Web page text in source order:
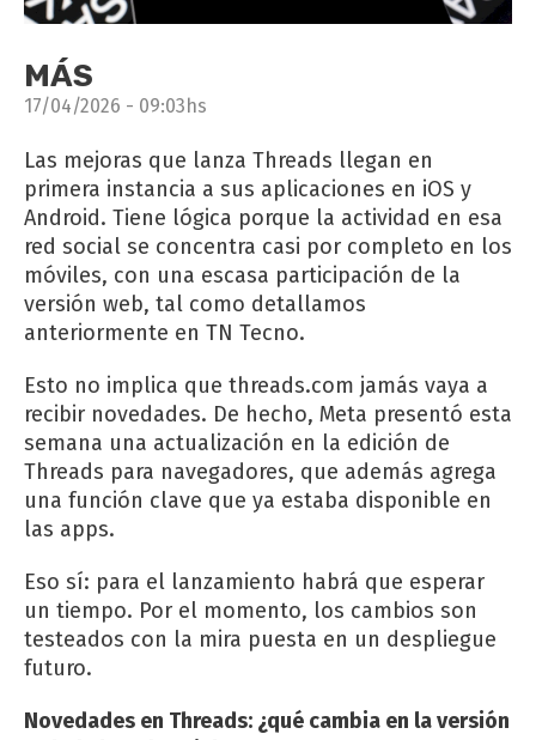
MÁS
17/04/2026 - 09:03hs
Las mejoras que lanza Threads llegan en
primera instancia a sus aplicaciones en iOS y
Android. Tiene lógica porque la actividad en esa
red social se concentra casi por completo en los
móviles, con una escasa participación de la
versión web, tal como detallamos
anteriormente en TN Tecno.
Esto no implica que threads.com jamás vaya a
recibir novedades. De hecho, Meta presentó esta
semana una actualización en la edición de
Threads para navegadores, que además agrega
una función clave que ya estaba disponible en
las apps.
Eso sí: para el lanzamiento habrá que esperar
un tiempo. Por el momento, los cambios son
testeados con la mira puesta en un despliegue
futuro.
Novedades en Threads: ¿qué cambia en la versión